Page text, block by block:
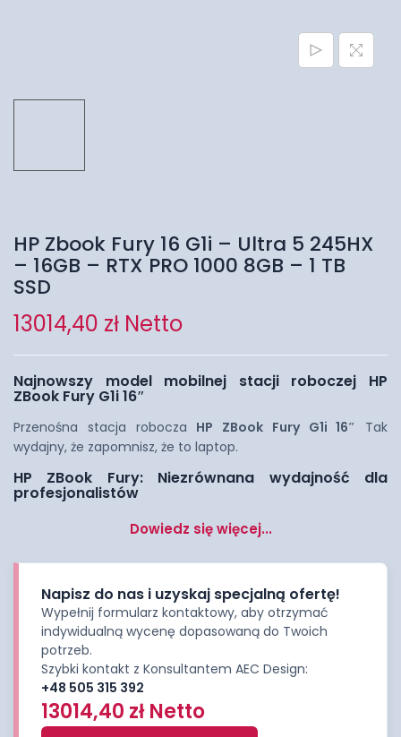
HP Zbook Fury 16 G1i – Ultra 5 245HX
– 16GB – RTX PRO 1000 8GB – 1 TB
SSD
13014,40 zł Netto
Najnowszy model mobilnej stacji roboczej HP
ZBook Fury G1i 16″
Przenośna stacja robocza HP ZBook Fury G1i 16″
Tak
wydajny, że zapomnisz, że to laptop.
HP ZBook Fury: Niezrównana wydajność dla
profesjonalistów
Dowiedz się więcej...
Napisz do nas i uzyskaj specjalną ofertę!
Wypełnij formularz kontaktowy, aby otrzymać
indywidualną wycenę dopasowaną do Twoich
potrzeb.
Szybki kontakt z Konsultantem AEC Design:
+48 505 315 392
13014,40 zł Netto